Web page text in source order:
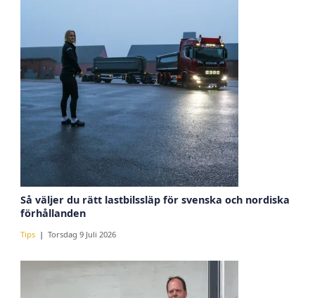
Så väljer du rätt lastbilssläp för svenska och nordiska
förhållanden
Tips Torsdag 9 Juli 2026